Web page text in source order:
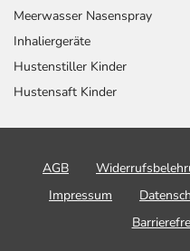
Meerwasser Nasenspray
Inhaliergeräte
Hustenstiller Kinder
Hustensaft Kinder
AGB
Impressum